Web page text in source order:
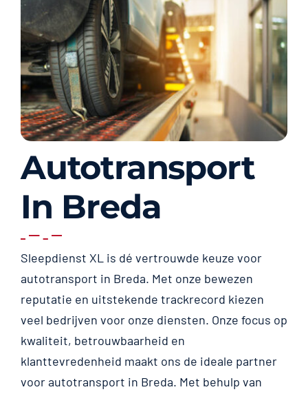
Autotransport
In Breda
Sleepdienst XL is dé vertrouwde keuze voor
autotransport in Breda. Met onze bewezen
reputatie en uitstekende trackrecord kiezen
veel bedrijven voor onze diensten. Onze focus op
kwaliteit, betrouwbaarheid en
klanttevredenheid maakt ons de ideale partner
voor autotransport in Breda. Met behulp van